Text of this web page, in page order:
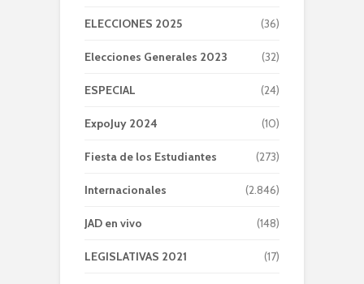
ELECCIONES 2025 (36)
Elecciones Generales 2023 (32)
ESPECIAL (24)
ExpoJuy 2024 (10)
Fiesta de los Estudiantes (273)
Internacionales (2.846)
JAD en vivo (148)
LEGISLATIVAS 2021 (17)